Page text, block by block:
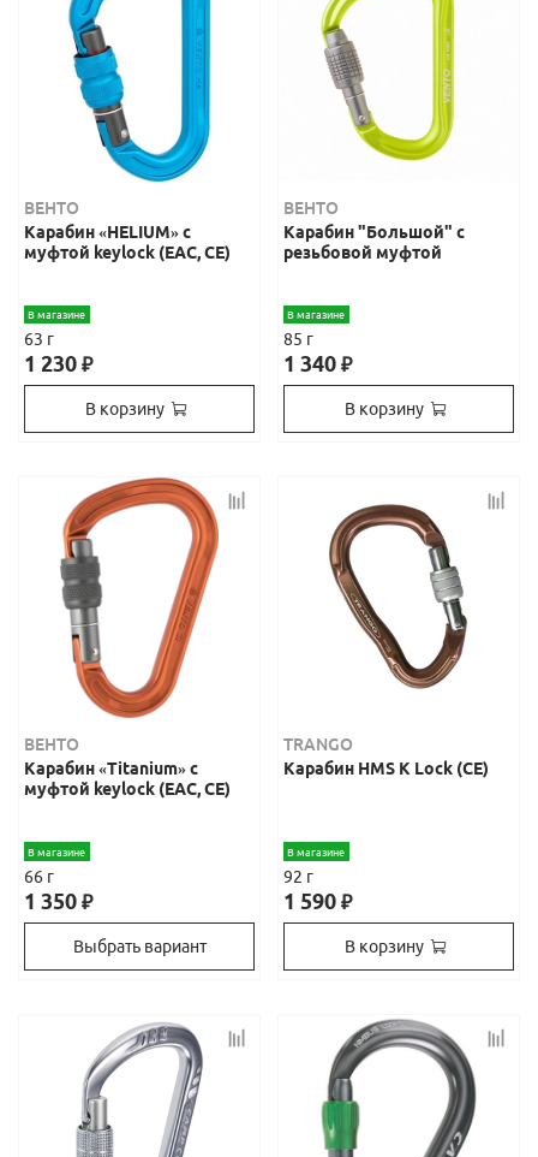
ВЕНТО
Карабин «HELIUM» с
муфтой keylock (ЕАС, CE)
В магазине
63 г
1 230₽
В корзину
ВЕНТО
Карабин "Большой" с
резьбовой муфтой
В магазине
85 г
1 340₽
В корзину
ВЕНТО
Карабин «Titanium» с
муфтой keylock (ЕАС, CE)
В магазине
66 г
1 350₽
Выбрать вариант
TRANGO
Карабин HMS K Lock (СЕ)
В магазине
92 г
1 590₽
В корзину